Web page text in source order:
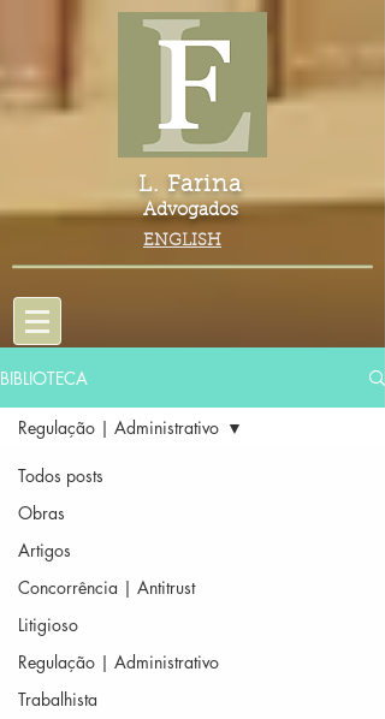
L. Farina
Advogados
ENGLISH
BIBLIOTECA
Todos posts
Obras
Artigos
Concorrência | Antitrust
Litigioso
Regulação | Administrativo
Trabalhista
Regulação | Administrativo